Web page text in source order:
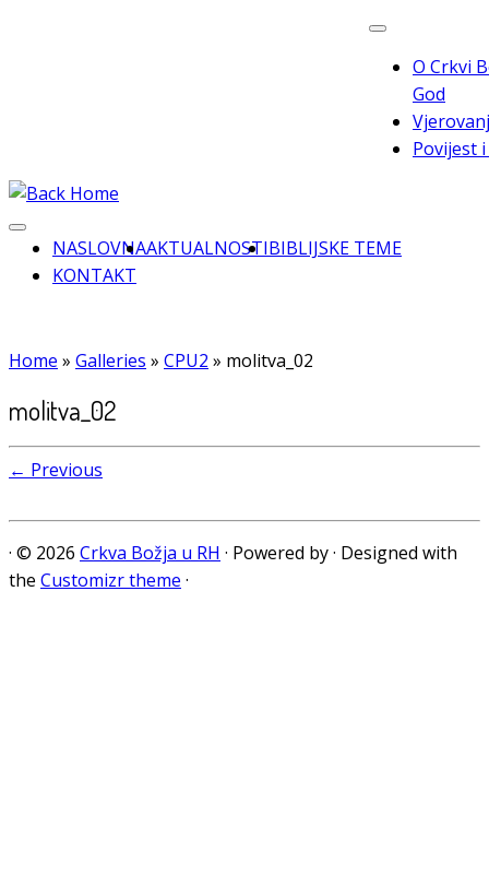
O Crkvi
God
Povijest
NASLOVNAAKTUALNOSTIBIBLIJSKE TEME
KONTAKT
Home » Galleries » CPU2 » molitva_02
molitva_02
← Previous
· © 2026 Crkva Božja u RH · Powered by· Designed with
the Customizr theme ·